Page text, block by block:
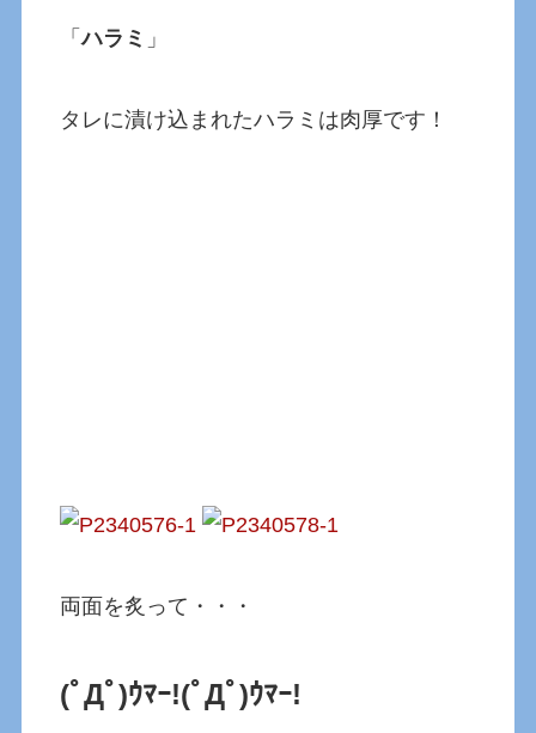
「ハラミ 」
タレに漬け込まれたハラミは肉厚です！
両面を炙って・・・
(ﾟДﾟ)ｳﾏｰ!(ﾟДﾟ)ｳﾏｰ!